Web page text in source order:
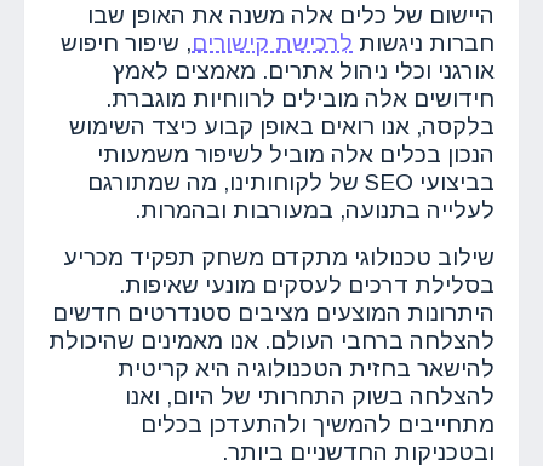
היישום של כלים אלה משנה את האופן שבו
חברות ניגשות לרכישת קישורים, שיפור חיפוש
אורגני וכלי ניהול אתרים. מאמצים לאמץ
חידושים אלה מובילים לרווחיות מוגברת.
בלקסה, אנו רואים באופן קבוע כיצד השימוש
הנכון בכלים אלה מוביל לשיפור משמעותי
בביצועי SEO של לקוחותינו, מה שמתורגם
לעלייה בתנועה, במעורבות ובהמרות.
שילוב טכנולוגי מתקדם משחק תפקיד מכריע
בסלילת דרכים לעסקים מונעי שאיפות.
היתרונות המוצעים מציבים סטנדרטים חדשים
להצלחה ברחבי העולם. אנו מאמינים שהיכולת
להישאר בחזית הטכנולוגיה היא קריטית
להצלחה בשוק התחרותי של היום, ואנו
מתחייבים להמשיך ולהתעדכן בכלים
ובטכניקות החדשניים ביותר.